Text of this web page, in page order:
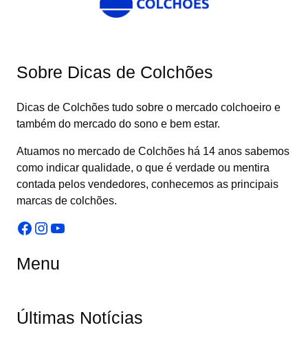
Sobre Dicas de Colchões
Dicas de Colchões tudo sobre o mercado colchoeiro e
também do mercado do sono e bem estar.
Atuamos no mercado de Colchões há 14 anos sabemos
como indicar qualidade, o que é verdade ou mentira
contada pelos vendedores, conhecemos as principais
marcas de colchões.
Facebook
Instagram
Youtube
Menu
Últimas Notícias